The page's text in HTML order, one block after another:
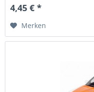
4,45 € *
Merken